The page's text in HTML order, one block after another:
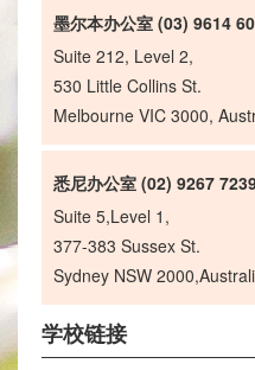
墨尔本办公室 (03) 9614
Suite 212, Level 2,
530 Little Collins St.
Melbourne VIC 3000,
悉尼办公室 (02) 9267
Suite 5,Level 1,
377-383 Sussex St.
Sydney NSW
学校链接